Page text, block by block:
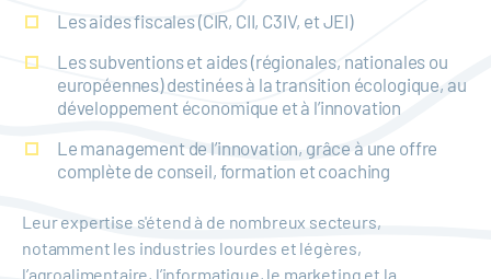
Les aides fiscales (CIR, CII, C3IV, et JEI)
Les subventions et aides (régionales, nationales ou
européennes) destinées à la transition écologique, au
développement économique et à l’innovation
Le management de l’innovation, grâce à une offre
complète de conseil, formation et coaching
Leur expertise s'étend à de nombreux secteurs,
notamment les industries lourdes et légères,
l’agroalimentaire, l’informatique, le marketing et la